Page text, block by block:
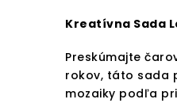
Kreatívna Sada
Preskúmajte
rokov, táto sada
mozaiky podľa